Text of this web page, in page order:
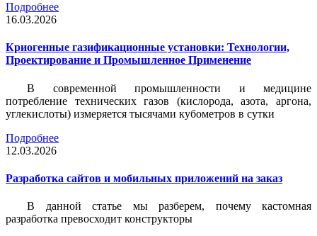
Подробнее
16.03.2026
Криогенные газификационные установки: Технологии,
Проектирование и Промышленное Применение
В современной промышленности и медицине
потребление технических газов (кислорода, азота, аргона,
углекислоты) измеряется тысячами кубометров в сутки
Подробнее
12.03.2026
Разработка сайтов и мобильных приложений на заказ
В данной статье мы разберем, почему кастомная
разработка превосходит конструкторы